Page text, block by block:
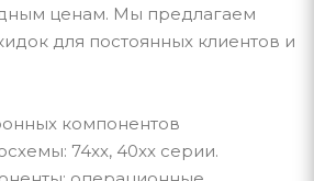
ценам. Мы предлагаем
для постоянных клиентов и
компонентов
74xx, 40xx серии.